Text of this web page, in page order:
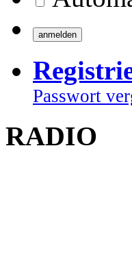
Passwort
RADIO